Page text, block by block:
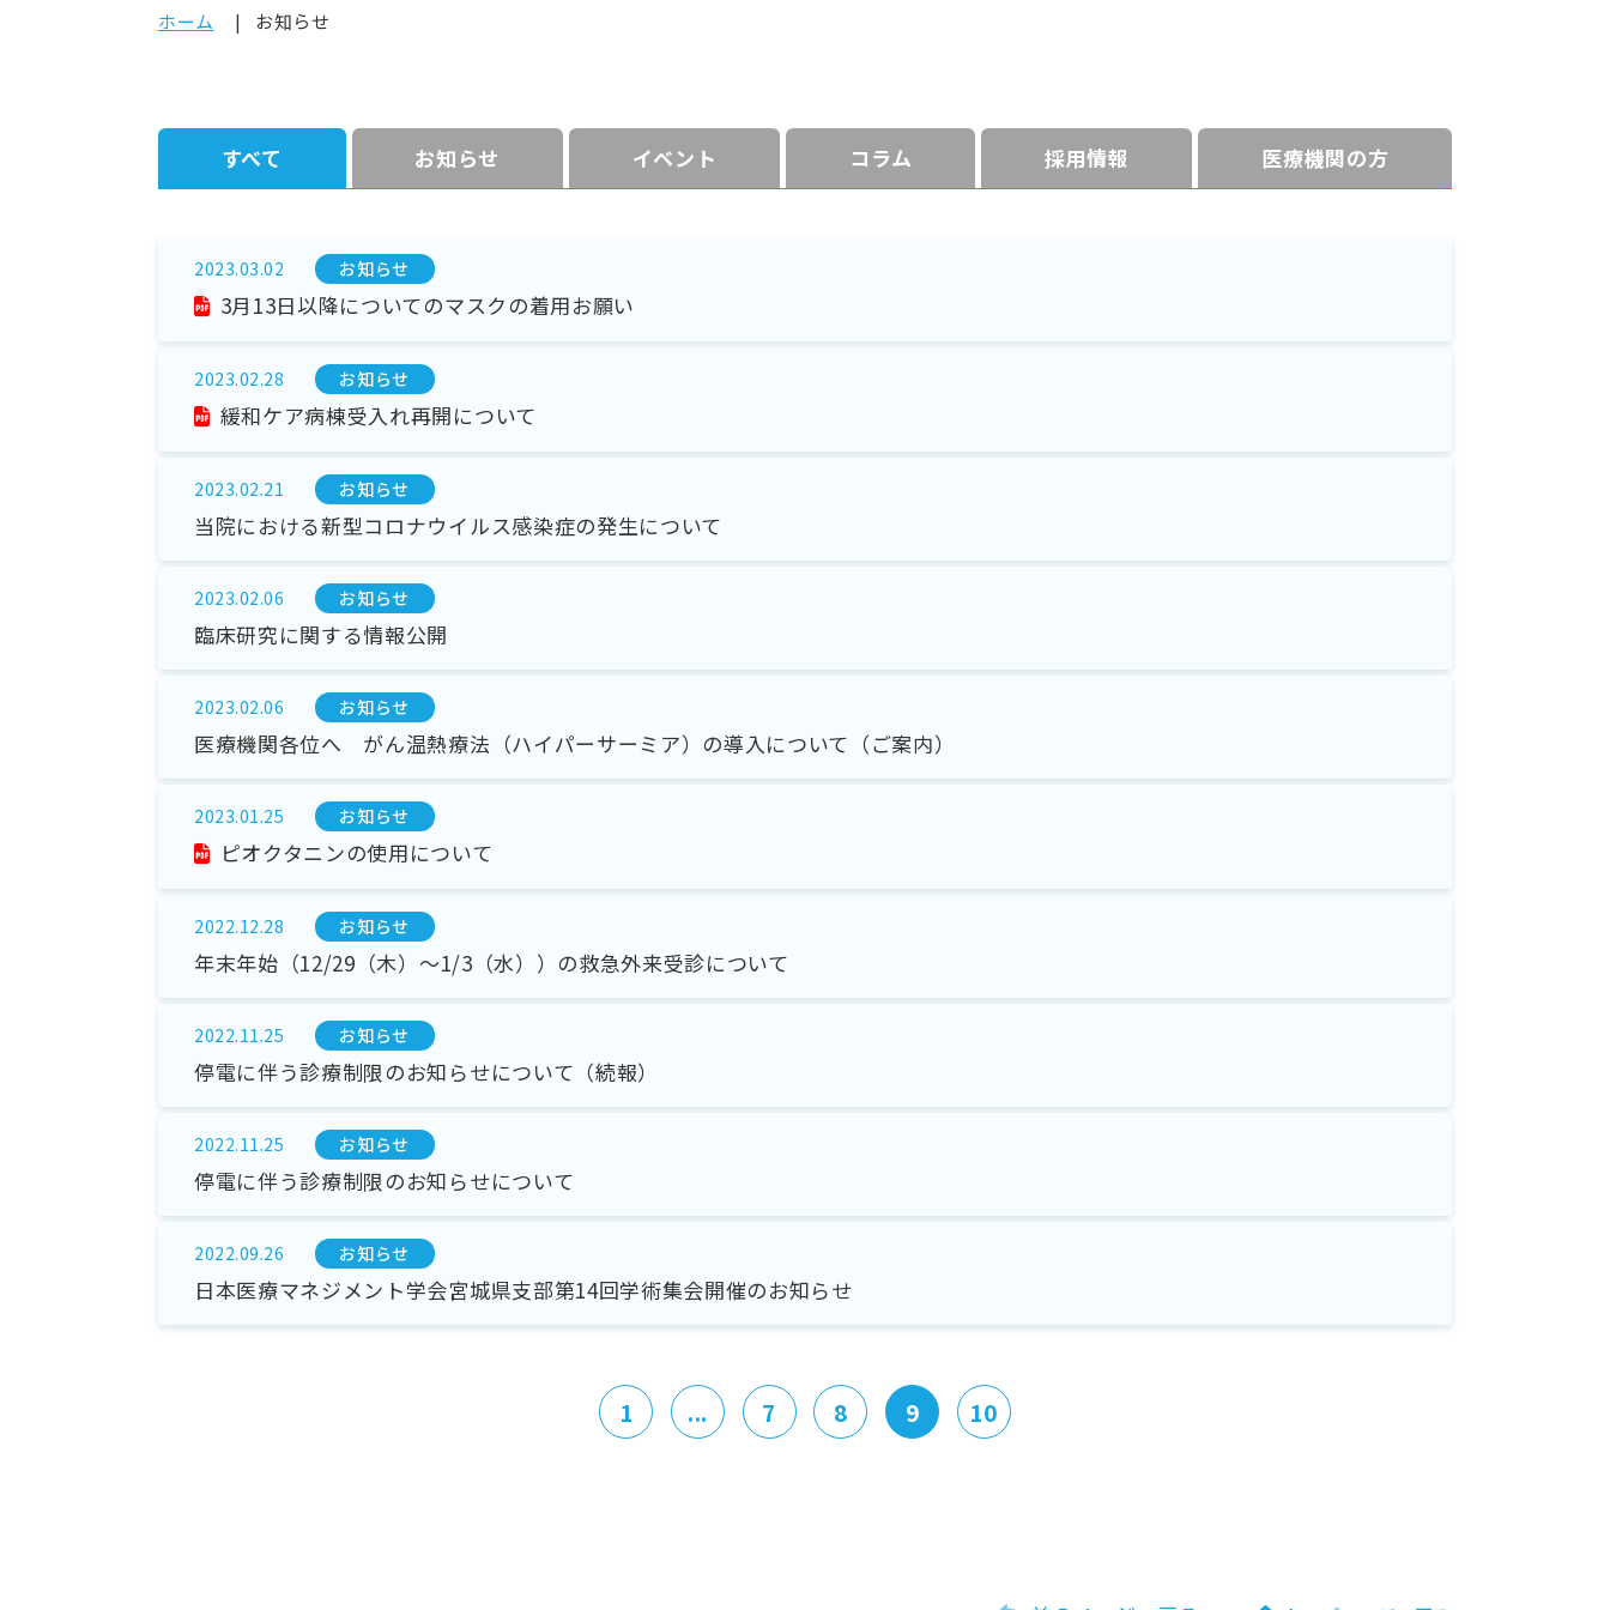
ホーム お知らせ
すべて お知らせ イベント コラム 採⽤情報 医療機関の方
2023.03.02 お知らせ
3月13日以降についてのマスクの着用お願い
2023.02.28 お知らせ
緩和ケア病棟受入れ再開について
2023.02.21 お知らせ
当院における新型コロナウイルス感染症の発生について
2023.02.06 お知らせ
臨床研究に関する情報公開
2023.02.06 お知らせ
医療機関各位へ がん温熱療法（ハイパーサーミア）の導入について（ご案内）
2023.01.25 お知らせ
ピオクタニンの使用について
2022.12.28 お知らせ
年末年始（12/29（木）～1/3（水））の救急外来受診について
2022.11.25 お知らせ
停電に伴う診療制限のお知らせについて（続報）
2022.11.25 お知らせ
停電に伴う診療制限のお知らせについて
2022.09.26 お知らせ
日本医療マネジメント学会宮城県支部第14回学術集会開催のお知らせ
1 ... 7 8 9 10